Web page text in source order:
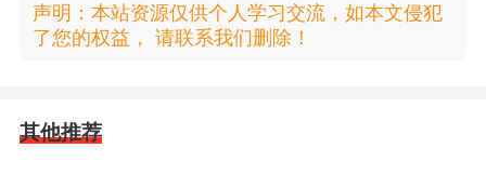
声明：本站资源仅供个人学习交流，如本文侵犯
了您的权益， 请联系我们删除！
其他推荐